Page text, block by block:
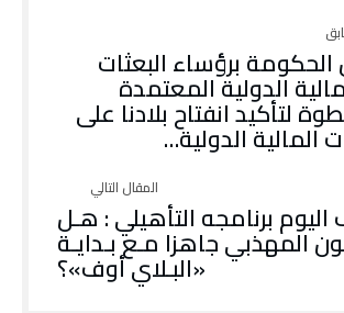
الحكومة برؤساء البعثات
الدولية المعتمدة
لتأكيد انفتاح بلادنا على
الدولية…
برنامجه التأهيلي : هـل
المهذبي جاهزا مـع بـدايـة
«البـلاي أوف»؟